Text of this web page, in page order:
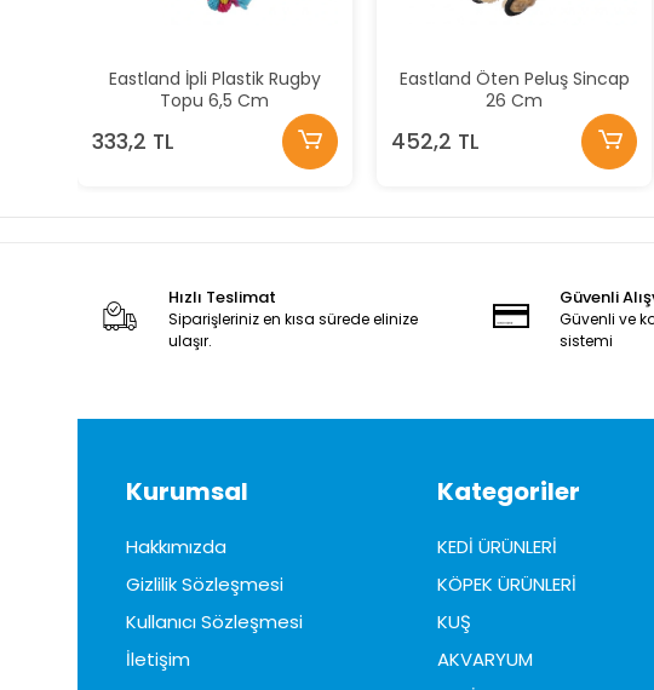
Eastland İpli Plastik Rugby
Topu 6,5 Cm
333,2 TL
Eastland Öten Peluş Sincap
26 Cm
452,2 TL
Hızlı Teslimat
Siparişleriniz en kısa sürede elinize
ulaşır.
Güvenli
Güvenli ve
sistemi
Kurumsal
Hakkımızda
Gizlilik Sözleşmesi
Kullanıcı Sözleşmesi
İletişim
Kategoriler
KEDİ ÜRÜNLERİ
KÖPEK ÜRÜNLERİ
KUŞ
AKVARYUM